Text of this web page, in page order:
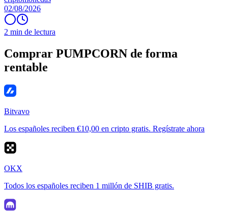
02/08/2026
2 min de lectura
Comprar PUMPCORN de forma
rentable
Bitvavo
Los españoles reciben €10,00 en cripto gratis. Regístrate ahora
OKX
Todos los españoles reciben 1 millón de SHIB gratis.